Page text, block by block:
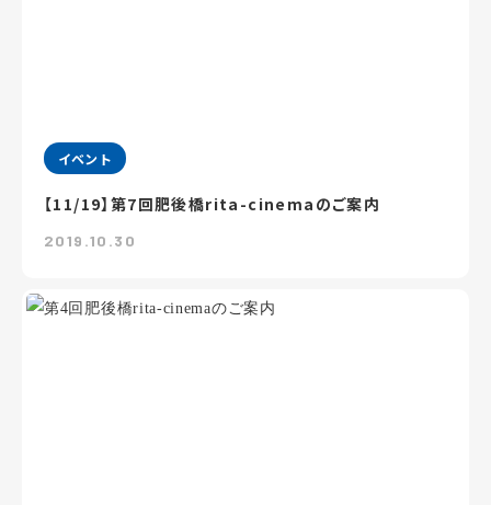
イベント
【11/19】第7回肥後橋rita-cinemaのご案内
2019.10.30